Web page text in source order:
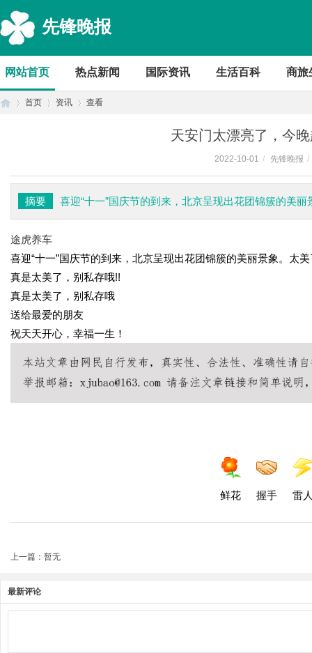
先锋晚报
网站首页 热点新闻 国际资讯 生活百科 商旅
首页 资讯 查看
天安门太漂亮了，今
2022-10-01 / 先锋晚报 /
摘要 喜迎“十一”国庆节的到来，北京呈现出花团锦簇的美
途虎养车
喜迎“十一”国庆节的到来，北京呈现出花团锦簇的美丽景象。太
真是太美了，别私存哦!!
真是太美了，别私存哦
送给最爱的朋友
祝天天开心，幸福一生！
鲜花 握手 雷
上一篇：暂无
最新评论